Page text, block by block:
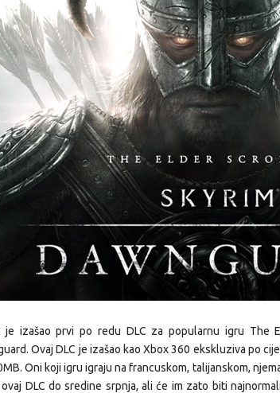
je izašao prvi po redu DLC za popularnu igru The
Ovaj DLC je izašao kao Xbox 360 ekskluziva po
Oni koji igru igraju na francuskom, talijanskom,
DLC do sredine srpnja, ali će im zato biti